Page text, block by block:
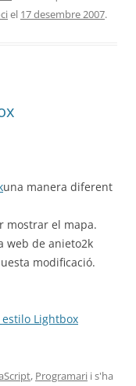
el 17 desembre 2007.
una manera diferent
mostrar el mapa.
web de anieto2k
modificació.
Lightbox
, Programari i s'ha